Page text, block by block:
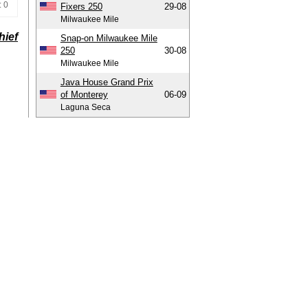
0 Fixers 250
Milwaukee Mile
29-08
Snap-on Milwaukee Mile
250
Milwaukee Mile
30-08
Java House Grand Prix
of Monterey
Laguna Seca
06-09